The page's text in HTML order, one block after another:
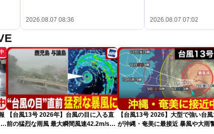
2026.08.07 08:36 2026.08.07 07:02
【台風13号 2026年】台風の目に入る直
前の猛烈な雨風 最大瞬間風速42.2m/s観
【台風13号 2026】大型で強い台
が沖縄・奄美に最接近 暴風や大雨